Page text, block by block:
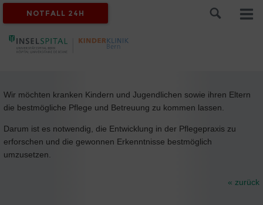
NOTFALL 24H
Wir möchten kranken Kindern und Jugendlichen sowie ihren Eltern
die bestmögliche Pflege und Betreuung zu kommen lassen.
Darum ist es notwendig, die Entwicklung in der Pflegepraxis zu
erforschen und die gewonnen Erkenntnisse bestmöglich
umzusetzen.
« zurück